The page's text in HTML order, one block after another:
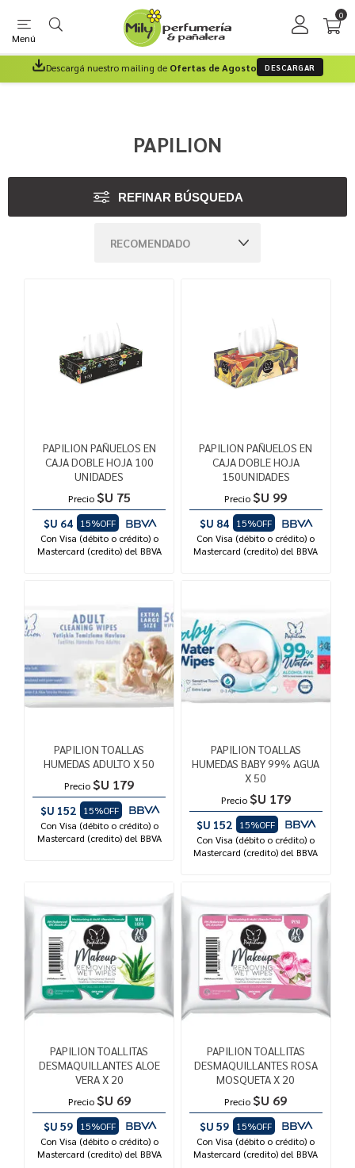
Menú
0
Descargá nuestro mailing de Ofertas de Agosto DESCARGAR
PAPILION
REFINAR BÚSQUEDA
PAPILION PAÑUELOS EN
CAJA DOBLE HOJA 100
UNIDADES
Precio $U 75
$U 64
15%OFF
Con Visa (débito o crédito) o
Mastercard (credito) del BBVA
PAPILION PAÑUELOS EN
CAJA DOBLE HOJA
150UNIDADES
Precio $U 99
$U 84
15%OFF
Con Visa (débito o crédito) o
Mastercard (credito) del BBVA
PAPILION TOALLAS
HUMEDAS ADULTO X 50
Precio $U 179
$U 152
15%OFF
Con Visa (débito o crédito) o
Mastercard (credito) del BBVA
PAPILION TOALLAS
HUMEDAS BABY 99% AGUA
X 50
Precio $U 179
$U 152
15%OFF
Con Visa (débito o crédito) o
Mastercard (credito) del BBVA
PAPILION TOALLITAS
DESMAQUILLANTES ALOE
VERA X 20
Precio $U 69
$U 59
15%OFF
Con Visa (débito o crédito) o
Mastercard (credito) del BBVA
PAPILION TOALLITAS
DESMAQUILLANTES ROSA
MOSQUETA X 20
Precio $U 69
$U 59
15%OFF
Con Visa (débito o crédito) o
Mastercard (credito) del BBVA